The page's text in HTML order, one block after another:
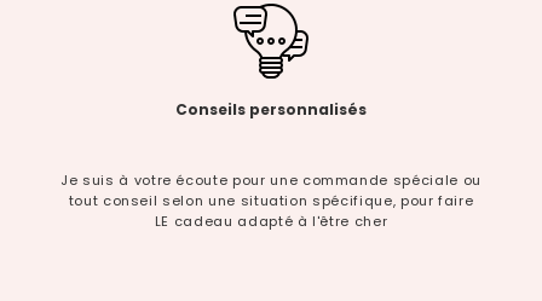
Conseils personnalisés
Je suis à votre écoute pour une commande spéciale ou
tout conseil selon une situation spécifique, pour faire
LE cadeau adapté à l'être cher